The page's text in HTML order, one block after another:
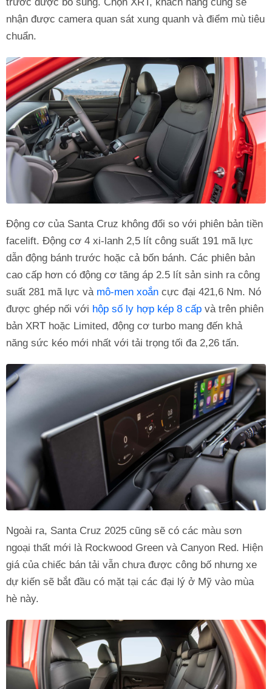
nhận được camera quan sát xung quanh và điểm mù tiêu
chuẩn.
Động cơ của Santa Cruz không đổi so với phiên bản tiền
facelift. Động cơ 4 xi-lanh 2,5 lít công suất 191 mã lực
dẫn động bánh trước hoặc cả bốn bánh. Các phiên bản
cao cấp hơn có động cơ tăng áp 2.5 lít sản sinh ra công
suất 281 mã lực và mô-men xoắn cực đại 421,6 Nm. Nó
được ghép nối với hộp số ly hợp kép 8 cấp và trên phiên
bản XRT hoặc Limited, động cơ turbo mang đến khả
năng sức kéo mới nhất với tải trọng tối đa 2,26 tấn.
Ngoài ra, Santa Cruz 2025 cũng sẽ có các màu sơn
ngoại thất mới là Rockwood Green và Canyon Red. Hiện
giá của chiếc bán tải vẫn chưa được công bố nhưng xe
dự kiến sẽ bắt đầu có mặt tại các đại lý ở Mỹ vào mùa
hè này.